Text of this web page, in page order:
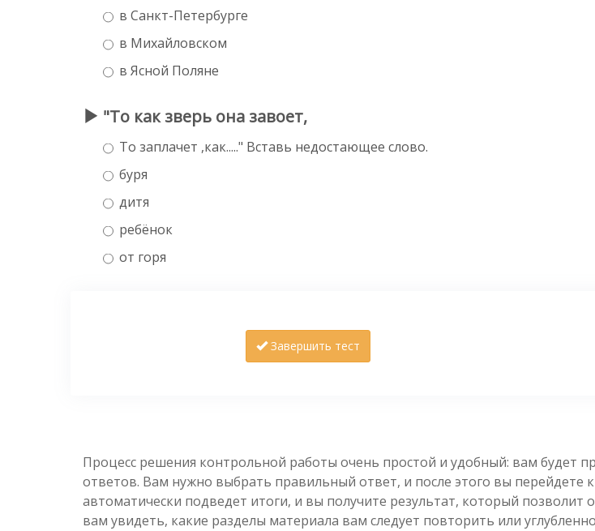
в Санкт-Петербурге
в Михайловском
в Ясной Поляне
"То как зверь она завоет,
То заплачет ,как....." Вставь недостающее слово.
буря
дитя
ребёнок
от горя
Завершить тест
Процесс решения контрольной работы очень простой и удобный: вам будет
ответов. Вам нужно выбрать правильный ответ, и после этого вы перейдете
автоматически подведет итоги, и вы получите результат, который
вам увидеть, какие разделы материала вам следует повторить или